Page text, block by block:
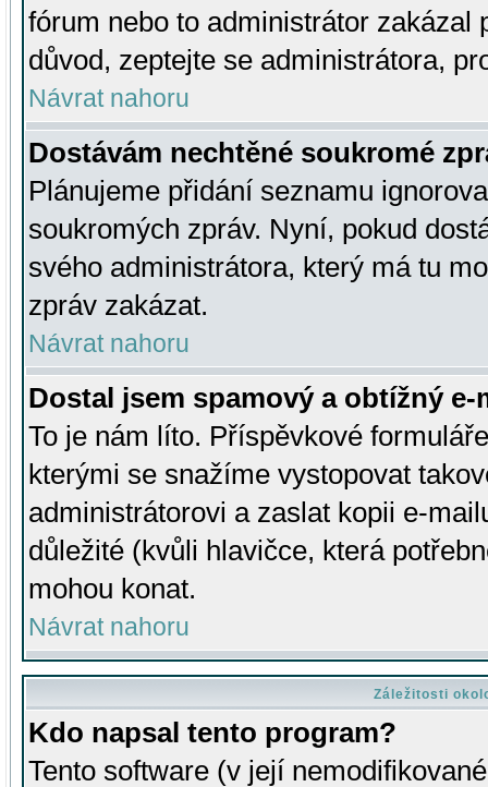
fórum nebo to administrátor zakázal
důvod, zeptejte se administrátora,
Návrat nahoru
Dostávám nechtěné soukromé
Plánujeme přidání seznamu
soukromých zpráv. Nyní, pokud
svého administrátora, který má tu
zpráv zakázat.
Návrat nahoru
Dostal jsem spamový a obtížný
To je nám líto. Příspěvkové
kterými se snažíme vystopovat
administrátorovi a zaslat kopii e-
důležité (kvůli hlavičce, která
mohou konat.
Návrat nahoru
Záležitosti
Kdo napsal tento program?
Tento software (v její